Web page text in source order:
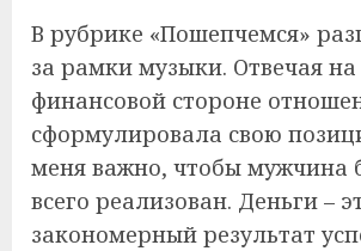
В рубрике «Пошепчемся»
за рамки музыки. Отвечая на
финансовой стороне
сформулировала свою
меня важно, чтобы мужчина
всего реализован. Деньги –
закономерный результат